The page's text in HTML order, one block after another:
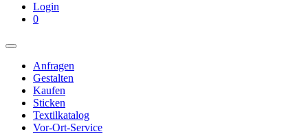
Login
0
Anfragen
Gestalten
Kaufen
Sticken
Textilkatalog
Vor-Ort-Service